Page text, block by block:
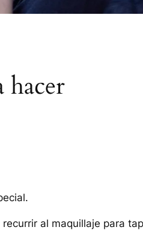
hacer
al maquillaje para